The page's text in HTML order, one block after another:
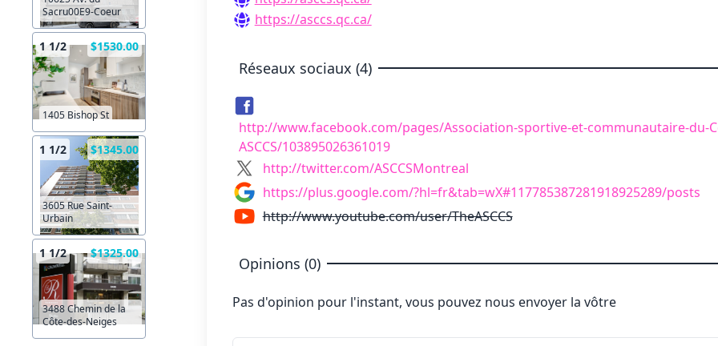
Sacru00E9-Coeur
1 1/2 $1530.00
1405 Bishop St
1 1/2 $1345.00
3605 Rue Saint-
Urbain
1 1/2 $1325.00
3488 Chemin de la
Côte-des-Neiges
https://asccs.qc.ca/
Réseaux sociaux (4)
http://www.facebook.com/pages/Association-sportive-et-communautaire-du-
ASCCS/103895026361019
http://twitter.com/ASCCSMontreal
https://plus.google.com/?hl=fr&tab=wX#117785387281918925289/posts
http://www.youtube.com/user/TheASCCS
Opinions (0)
Pas d'opinion pour l'instant, vous pouvez nous envoyer la vôtre